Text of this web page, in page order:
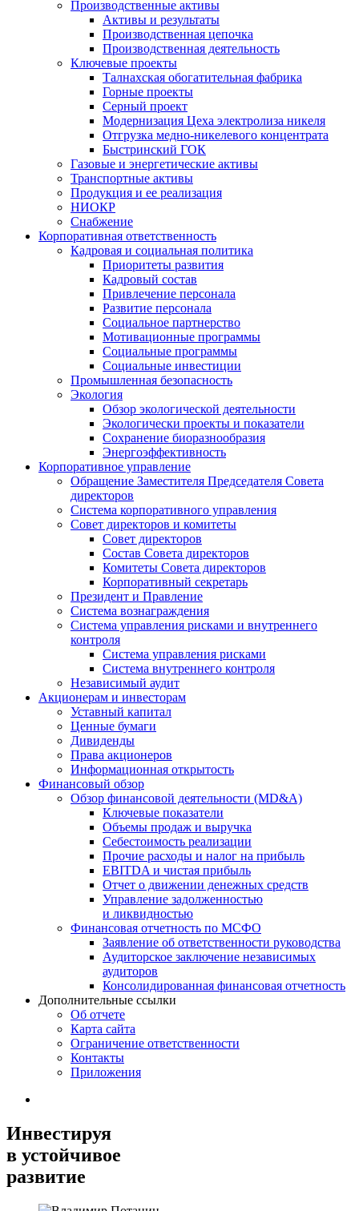
Производственные активы
Активы и результаты
Производственная цепочка
Производственная деятельность
Ключевые проекты
Талнахская обогатительная фабрика
Горные проекты
Серный проект
Модернизация Цеха электролиза никеля
Отгрузка медно-никелевого концентрата
Быстринский ГОК
Газовые и энергетические активы
Транспортные активы
Продукция и ее реализация
НИОКР
Снабжение
Корпоративная ответственность
Кадровая и социальная политика
Приоритеты развития
Кадровый состав
Привлечение персонала
Развитие персонала
Социальное партнерство
Мотивационные программы
Социальные программы
Социальные инвестиции
Промышленная безопасность
Экология
Обзор экологической деятельности
Экологически проекты и показатели
Сохранение биоразнообразия
Энергоэффективность
Корпоративное управление
Обращение Заместителя Председателя Совета
директоров
Система корпоративного управления
Совет директоров и комитеты
Совет директоров
Состав Совета директоров
Комитеты Совета директоров
Корпоративный секретарь
Президент и Правление
Система вознаграждения
Система управления рисками и внутреннего
контроля
Система управления рисками
Система внутреннего контроля
Независимый аудит
Акционерам и инвесторам
Уставный капитал
Ценные бумаги
Дивиденды
Права акционеров
Информационная открытость
Финансовый обзор
Обзор финансовой деятельности (MD&A)
Ключевые показатели
Объемы продаж и выручка
Себестоимость реализации
Прочие расходы и налог на прибыль
EBITDA и чистая прибыль
Отчет о движении денежных средств
Управление задолженностью
и ликвидностью
Финансовая отчетность по МСФО
Заявление об ответственности руководства
Аудиторское заключение независимых
аудиторов
Консолидированная финансовая отчетность
Дополнительные ссылки
Об отчете
Карта сайта
Ограничение ответственности
Контакты
Приложения
Инвестируя
в устойчивое
развитие